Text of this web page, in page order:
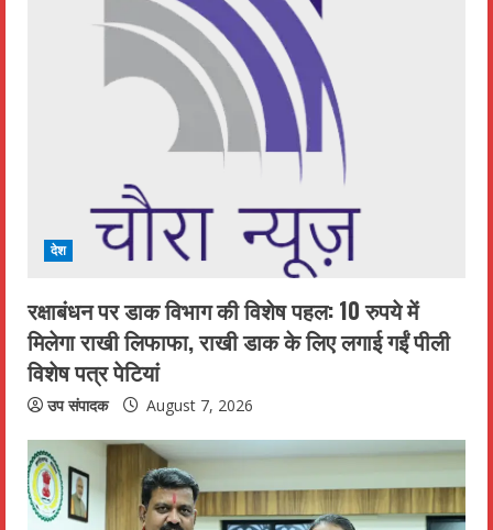
n
g
देश
रक्षाबंधन पर डाक विभाग की विशेष पहल: 10 रुपये में
मिलेगा राखी लिफाफा, राखी डाक के लिए लगाई गईं पीली
विशेष पत्र पेटियां
उप संपादक August 7, 2026